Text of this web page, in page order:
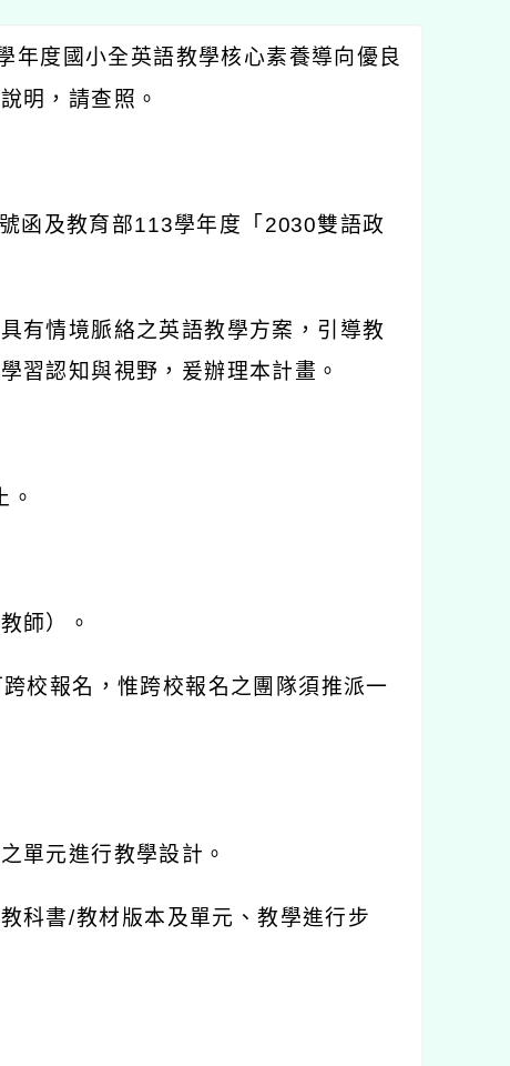
年度國小全英語教學核心素養導向優良
明，請查照。
號函及教育部113學年度「 2030雙語政
有情境脈絡之英語教學方案，引導教
習認知與視野，爰辦理本計畫。
。
師）。
校報名，惟跨校報名之團隊須推派一
單元進行教學設計。
科書/教材版本及單元、教學進行步